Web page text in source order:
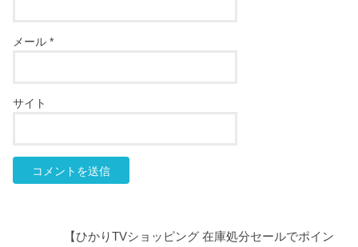
メール*
サイト
【ひかりTVショッピング 在庫処分セールでポイン